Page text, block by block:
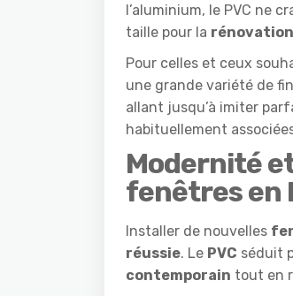
l’aluminium, le PVC ne
taille pour la
Pour celles et ceux
une grande variété de
allant jusqu’à imiter
habituellement
Modernité
fenêtres en
Installer de nouvelles
réussie. Le PVC séduit
contemporain tout en